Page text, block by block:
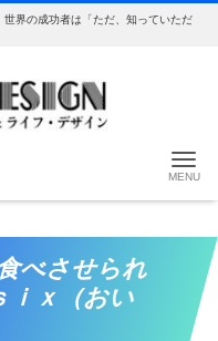
界の成功者は「ただ、知っていただ
べさせられ
ｉｘ（おい